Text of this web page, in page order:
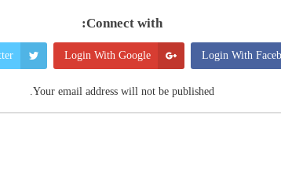
Connect with:
Login With
Login With Google
Your email address will not be published.